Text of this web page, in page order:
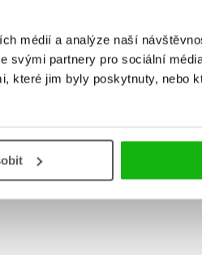
médií a analýze naší
svými partnery pro sociální
které jim byly poskytnuty, nebo